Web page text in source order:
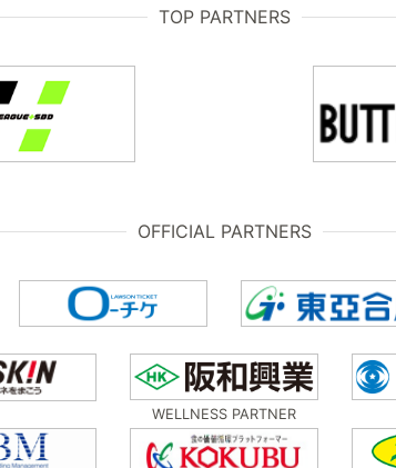
TOP PARTNERS
OFFICIAL PARTNERS
WELLNESS PARTNER